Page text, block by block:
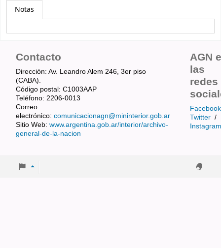
Notas
Contacto
Dirección: Av. Leandro Alem 246, 3er piso
(CABA).
Código postal: C1003AAP
Teléfono: 2206-0013
Correo
electrónico: comunicacionagn@mininterior.gob.ar
Sitio Web: www.argentina.gob.ar/interior/archivo-
general-de-la-nacion
AGN
las
redes
Facebook
Twitter /
Instagram